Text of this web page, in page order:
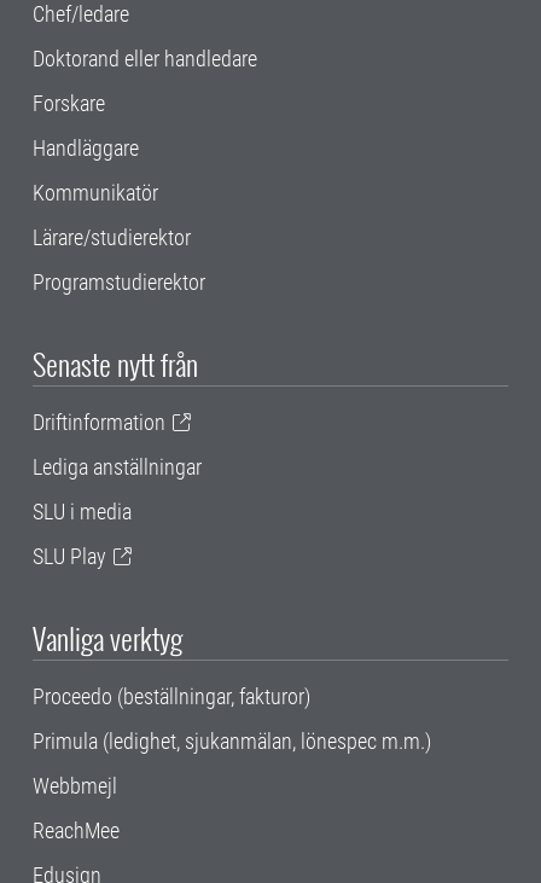
Chef/ledare
Doktorand eller handledare
Forskare
Handläggare
Kommunikatör
Lärare/studierektor
Programstudierektor
Senaste nytt från
Driftinformation
Lediga anställningar
SLU i media
SLU Play
Vanliga verktyg
Proceedo (beställningar, fakturor)
Primula (ledighet, sjukanmälan, lönespec m.m.)
Webbmejl
ReachMee
Edusign